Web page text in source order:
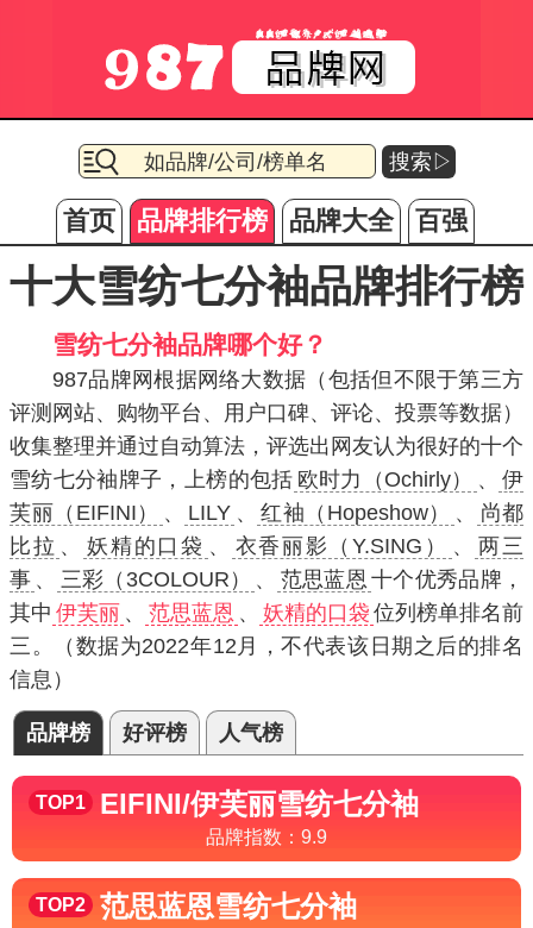
搜索▷
首页 品牌排行榜 品牌大全 百强
十大雪纺七分袖品牌排行榜
雪纺七分袖品牌哪个好？
987品牌网根据网络大数据（包括但不限于第三方
评测网站、购物平台、用户口碑、评论、投票等数据）
收集整理并通过自动算法，评选出网友认为很好的十个
雪纺七分袖牌子，上榜的包括 欧时力（Ochirly） 、
伊
芙丽（EIFINI）
、 LILY 、 红袖（Hopeshow） 、
尚都
比拉 、 妖精的口袋 、 衣香丽影（Y.SING） 、
两三
事 、 三彩（3COLOUR） 、 范思蓝恩 十个优秀品牌，
其中 伊芙丽 、 范思蓝恩 、 妖精的口袋 位列榜单排名前
三。（数据为2022年12月，不代表该日期之后的排名
信息）
品牌榜 好评榜 人气榜
TOP1 EIFINI/伊芙丽雪纺七分袖
品牌指数： 9.9
TOP2 范思蓝恩雪纺七分袖